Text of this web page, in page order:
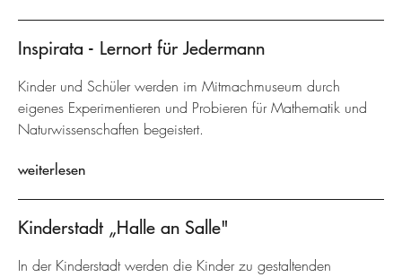
Inspirata - Lernort für Jedermann
Kinder und Schüler werden im Mitmachmuseum durch
eigenes Experimentieren und Probieren für Mathematik und
Naturwissenschaften begeistert.
weiterlesen
Kinderstadt „Halle an Salle"
In der Kinderstadt werden die Kinder zu gestaltenden